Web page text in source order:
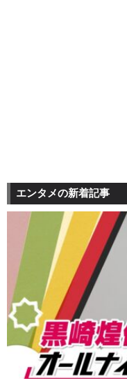
エンタメの新着記事